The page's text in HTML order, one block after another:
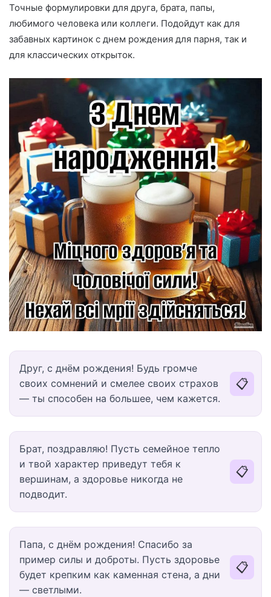
Точные формулировки для друга, брата, папы,
любимого человека или коллеги. Подойдут как для
забавных картинок с днем рождения для парня, так и
для классических открыток.
Друг, с днём рождения! Будь громче
своих сомнений и смелее своих страхов
— ты способен на большее, чем кажется.
📋
Брат, поздравляю! Пусть семейное тепло
и твой характер приведут тебя к
вершинам, а здоровье никогда не
подводит.
📋
Папа, с днём рождения! Спасибо за
пример силы и доброты. Пусть здоровье
будет крепким как каменная стена, а дни
— светлыми.
📋